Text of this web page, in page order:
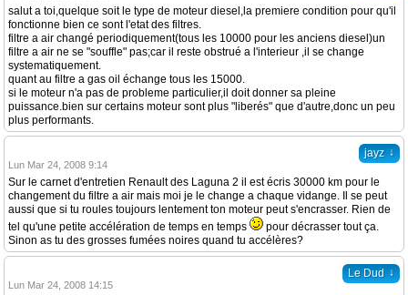
salut a toi,quelque soit le type de moteur diesel,la premiere condition pour qu'il
fonctionne bien ce sont l'etat des filtres.
filtre a air changé periodiquement(tous les 10000 pour les anciens diesel)un
filtre a air ne se "souffle" pas;car il reste obstrué a l'interieur ,il se change
systematiquement.
quant au filtre a gas oil échange tous les 15000.
si le moteur n'a pas de probleme particulier,il doit donner sa pleine
puissance.bien sur certains moteur sont plus "liberés" que d'autre,donc un peu
plus performants.
jayz ↓
Lun Mar 24, 2008 9:14
Sur le carnet d'entretien Renault des Laguna 2 il est écris 30000 km pour le
changement du filtre a air mais moi je le change a chaque vidange. Il se peut
aussi que si tu roules toujours lentement ton moteur peut s'encrasser. Rien de
tel qu'une petite accélération de temps en temps
pour décrasser tout ça.
Sinon as tu des grosses fumées noires quand tu accélères?
Le Dud ↓
Lun Mar 24, 2008 14:15